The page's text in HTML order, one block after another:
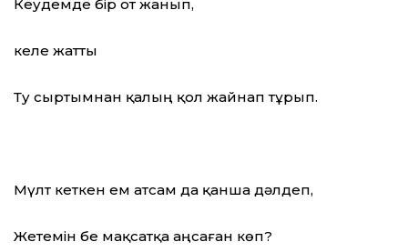
Кеудемде бір от жанып,
келе жатты
Ту сыртымнан қалың қол жайнап тұрып.
Мүлт кеткен ем атсам да қанша дәлдеп,
Жетемін бе мақсатқа аңсаған көп?